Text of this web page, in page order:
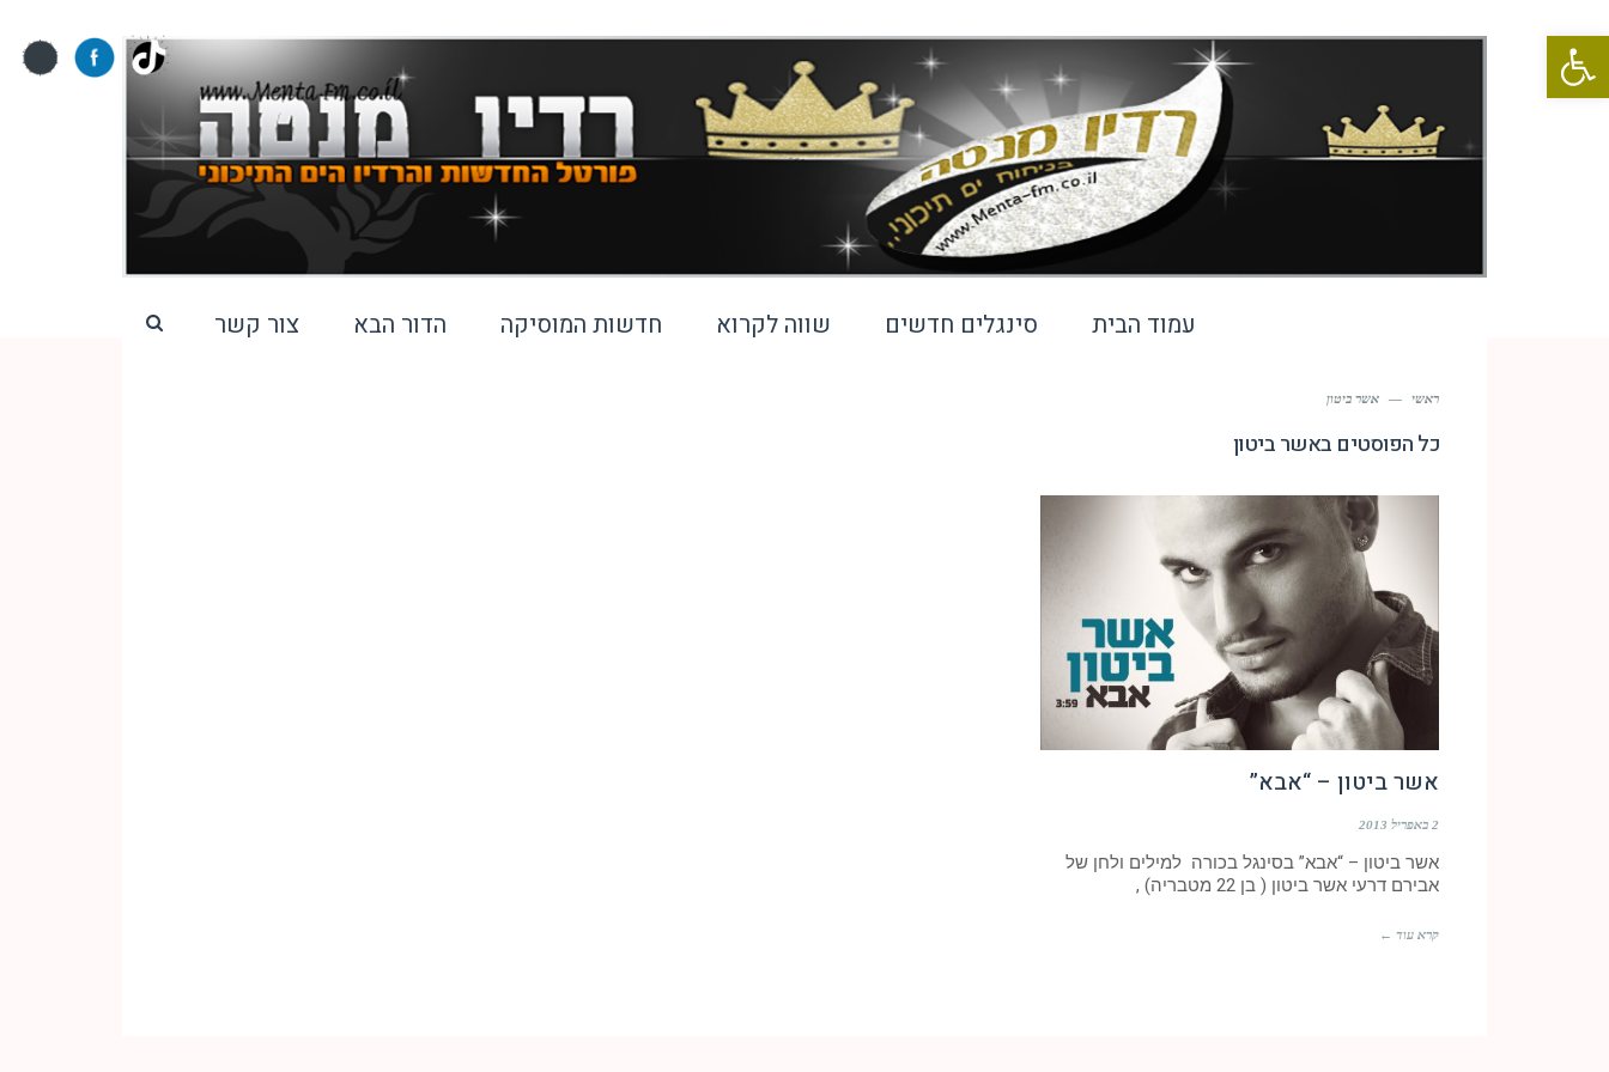
פתח סרגל נגישות
עמוד הבית סינגלים חדשים שווה לקרוא חדשות המוסיקה הדור הבא צור קשר
ראשי — אשר ביטון
כל הפוסטים באשר ביטון
אשר ביטון – “אבא”
2 באפריל 2013
אשר ביטון – “אבא” בסינגל בכורה למילים ולחן של
אבירם דרעי אשר ביטון ( בן 22 מטבריה) ,
קרא עוד ←